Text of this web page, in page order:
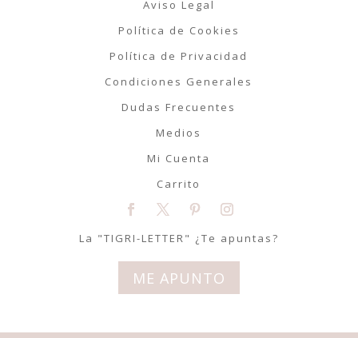
Aviso Legal
Política de Cookies
Política de Privacidad
Condiciones Generales
Dudas Frecuentes
Medios
Mi Cuenta
Carrito
La "TIGRI-LETTER" ¿Te apuntas?
ME APUNTO